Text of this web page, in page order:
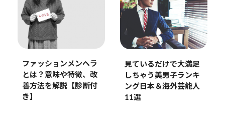
ファッションメンヘラ
とは？意味や特徴、改
善方法を解説【診断付
き】
見ているだけで大満足
しちゃう美男子ランキ
ング日本＆海外芸能人
11選